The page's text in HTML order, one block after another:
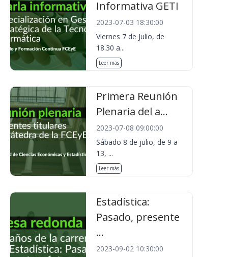
Informativa GETI
2023-07-03 18:30:00
Viernes 7 de Julio, de
18.30 a...
Leer más
Primera Reunión
Plenaria del a...
2023-07-08 09:00:00
Sábado 8 de julio, de 9 a
13, ...
Leer más
Estadística:
Pasado, presente
...
2023-09-02 10:30:00